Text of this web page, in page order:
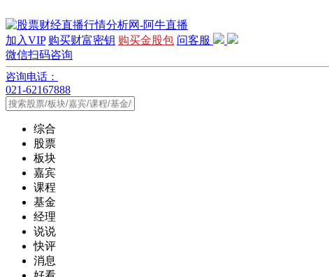
加入VIP 购买财富密钥 购买金股包 问客服
微信扫码咨询
咨询电话：
021-62167888
综合
股票
板块
嘉宾
课程
基金
经理
说说
快评
消息